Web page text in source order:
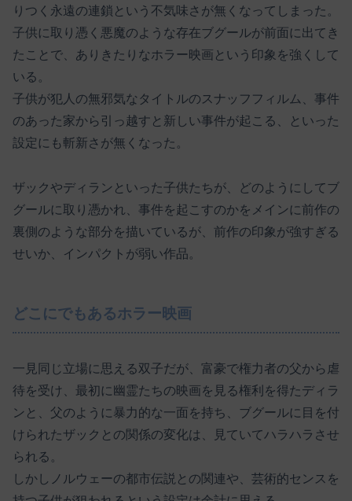
りつく永遠の連鎖という不気味さが無くなってしまった。
子供に取り憑く悪魔のような存在ブグールが前面に出てき
たことで、ありきたりなホラー映画という印象を強くして
いる。
子供が犯人の無邪気なタイトルのスナッフフィルム、事件
のあった家から引っ越すと新しい事件が起こる、といった
設定にも斬新さが無くなった。
ザックやディランといった子供たちが、どのようにしてブ
グールに取り憑かれ、事件を起こすのかをメインに前作の
裏側のような部分を描いているが、前作の印象が強すぎる
せいか、インパクトが弱い作品。
どこにでもあるホラー映画
一見同じ立場に思える双子だが、富豪で権力者の父から虐
待を受け、最初に幽霊たちの映画を見る権利を得たディラ
ンと、父のように暴力的な一面を持ち、ブグールに目を付
けられたザックとの関係の変化は、見ていてハラハラさせ
られる。
しかしノルウェーの都市伝説との関連や、芸術的センスを